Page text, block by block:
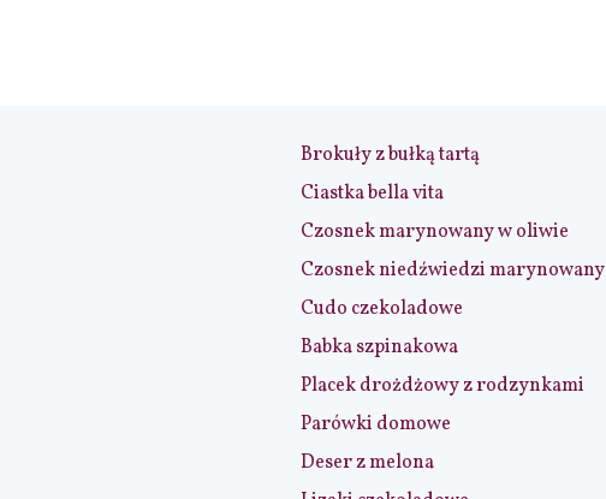
Brokuły z bułką tartą
Ciastka bella vita
Czosnek marynowany w oliwie
Czosnek niedźwiedzi marynowany
Cudo czekoladowe
Babka szpinakowa
Placek drożdżowy z rodzynkami
Parówki domowe
Deser z melona